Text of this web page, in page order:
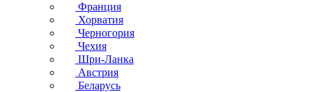
Франция
Хорватия
Черногория
Чехия
Шри-Ланка
Австрия
Беларусь